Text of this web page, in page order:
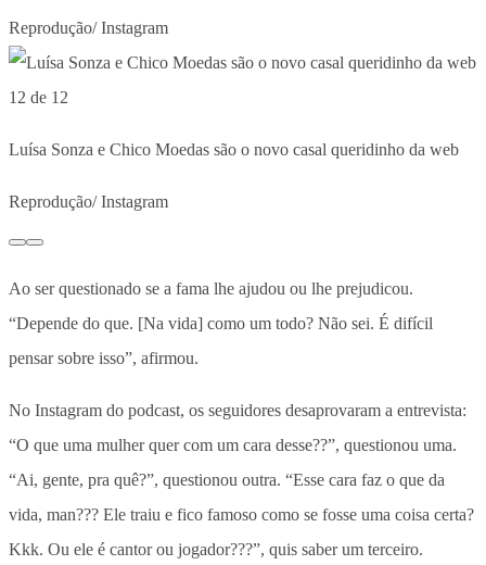
Reprodução/ Instagram
12 de 12
Luísa Sonza e Chico Moedas são o novo casal queridinho da web
Reprodução/ Instagram
Ao ser questionado se a fama lhe ajudou ou lhe prejudicou.
“Depende do que. [Na vida] como um todo? Não sei. É difícil
pensar sobre isso”, afirmou.
No Instagram do podcast, os seguidores desaprovaram a entrevista:
“O que uma mulher quer com um cara desse??”, questionou uma.
“Ai, gente, pra quê?”, questionou outra. “Esse cara faz o que da
vida, man??? Ele traiu e fico famoso como se fosse uma coisa certa?
Kkk. Ou ele é cantor ou jogador???”, quis saber um terceiro.